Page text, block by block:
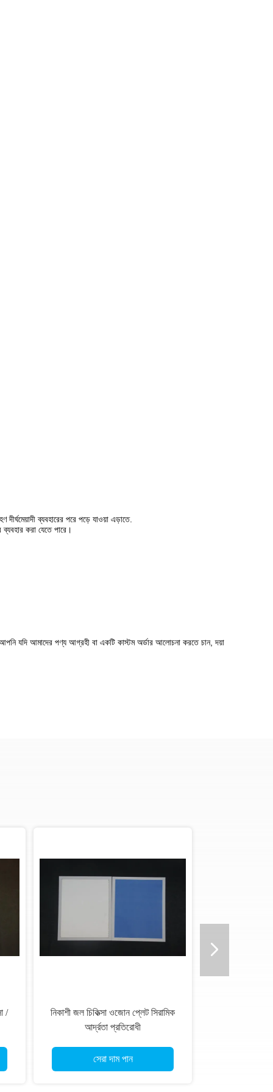
ব্যবহারের পরে পড়ে যাওয়া এড়াতে.
করা যেতে পারে।
যদি আমাদের পণ্য আগ্রহী বা একটি কাস্টম অর্ডার আলোচনা করতে চান, দয়া
KRHX প্লেট ওজোন জেনারেটর কিট
500mg/Hr 300mg/Hr 40*20mm
সেরা দাম পান